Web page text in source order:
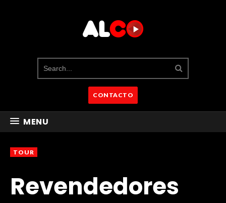
CONTACTO
MENU
TOUR
Revendedores